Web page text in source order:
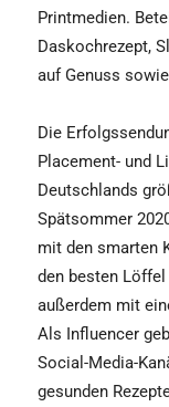
Printmedien.
Daskochrezept,
auf Genuss
Die
Placement- und
Deutschlands
Spätsommer
mit den smarten
den besten Löffel
außerdem mit
Als Influencer
Social-Media-
gesunden